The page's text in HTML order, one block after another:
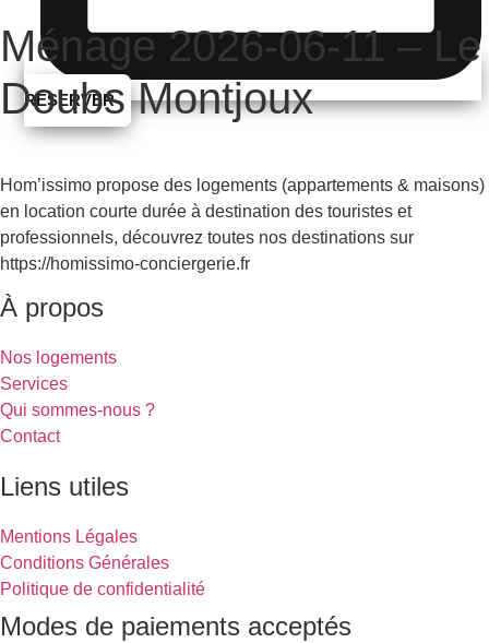
RÉSERVER
Ménage 2026-06-11 – Le
Doubs Montjoux
Hom’issimo propose des logements (appartements & maisons)
en location courte durée à destination des touristes et
professionnels, découvrez toutes nos destinations sur
https://homissimo-conciergerie.fr
À propos
Nos logements
Services
Qui sommes-nous ?
Contact
Liens utiles
Mentions Légales
Conditions Générales
Politique de confidentialité
Modes de paiements acceptés